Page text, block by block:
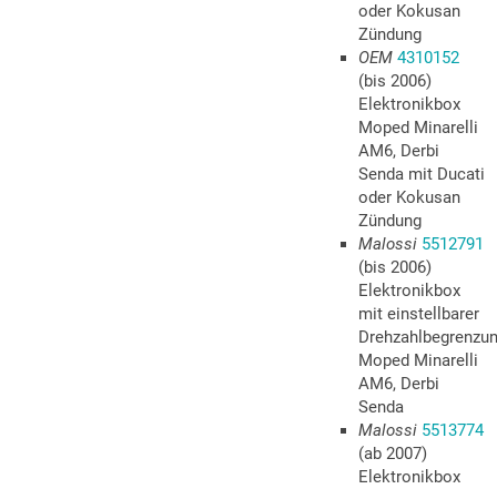
oder Kokusan
Zündung
OEM 4310152
(bis 2006)
Elektronikbox
Moped Minarelli
AM6, Derbi
Senda mit Ducati
oder Kokusan
Zündung
Malossi 5512791
(bis 2006)
Elektronikbox
mit einstellbarer
Moped Minarelli
AM6, Derbi
Senda
Malossi 5513774
(ab 2007)
Elektronikbox